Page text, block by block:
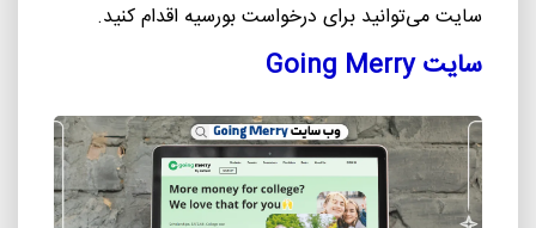
سایت میتوانید برای درخواست بورسیه اقدام کنید.
سایتGoing Merry